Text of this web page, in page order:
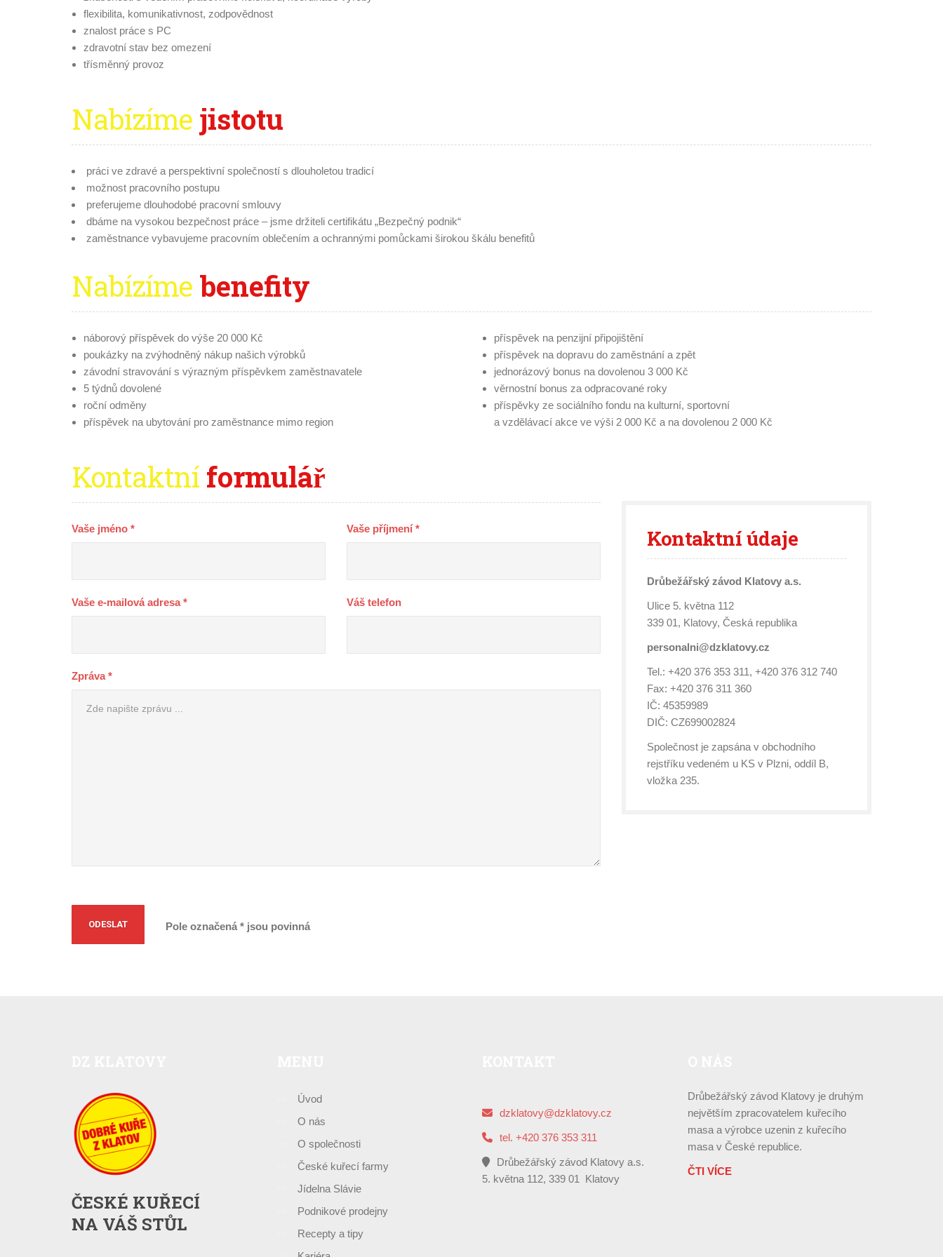
flexibilita, komunikativnost, zodpovědnost
znalost práce s PC
zdravotní stav bez omezení
třísměnný provoz
Nabízíme jistotu
práci ve zdravé a perspektivní společností s dlouholetou tradicí
možnost pracovního postupu
preferujeme dlouhodobé pracovní smlouvy
dbáme na vysokou bezpečnost práce – jsme držiteli certifikátu „Bezpečný podnik“
zaměstnance vybavujeme pracovním oblečením a ochrannými pomůckami širokou škálu benefitů
Nabízíme benefity
náborový příspěvek do výše 20 000 Kč
poukázky na zvýhodněný nákup našich výrobků
závodní stravování s výrazným příspěvkem zaměstnavatele
5 týdnů dovolené
roční odměny
příspěvek na ubytování pro zaměstnance mimo region
příspěvek na penzijní připojištění
příspěvek na dopravu do zaměstnání a zpět
jednorázový bonus na dovolenou 3 000 Kč
věrnostní bonus za odpracované roky
příspěvky ze sociálního fondu na kulturní, sportovní
a vzdělávací akce ve výši 2 000 Kč a na dovolenou 2 000 Kč
Kontaktníformulář
Vaše jméno * Vaše příjmení *
Vaše e-mailová adresa * Váš telefon
Zpráva *
Pole označená * jsou povinná
Kontaktníúdaje
Drůbežářský závod Klatovy a.s.
Ulice 5. května 112
339 01, Klatovy, Česká republika
personalni@dzklatovy.cz
Tel.: +420 376 353 311, +420 376 312 740
Fax: +420 376 311 360
IČ: 45359989
DIČ: CZ699002824
Společnost je zapsána v obchodního
rejstříku vedeném u KS v Plzni, oddíl B,
vložka 235.
ČESKÉ KUŘECÍ
NA VÁŠ STŮL
Úvod
O nás
O společnosti
České kuřecí farmy
Jídelna Slávie
Podnikové prodejny
Recepty a tipy
dzklatovy@dzklatovy.cz
tel. +420 376 353 311
Drůbežářský závod Klatovy a.s.
5. května 112, 339 01 Klatovy
Drůbežářský závod Klatovy je druhým
největším zpracovatelem kuřecího
masa a výrobce uzenin z kuřecího
masa v České republice.
ČTI VÍCE